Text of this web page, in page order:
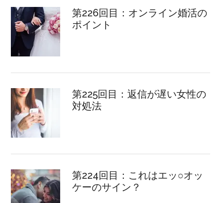
第226回目：オンライン婚活の
ポイント
第225回目：返信が遅い女性の
対処法
第224回目：これはエッ○オッ
ケーのサイン？